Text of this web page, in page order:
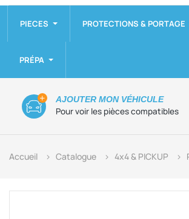
PIECES PROTECTIONS & PORTAGE
PRÉPA
Pour voir les pièces compatibles
AJOUTER MON VÉHICULE
Accueil Catalogue 4x4 & PICKUP